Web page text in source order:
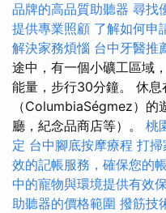
品牌的高品質助聽器 尋找
提供專業照顧 了解如何申
解決家務煩惱 台中牙醫推
途中，有一個小礦工區域
能量，步行30分鐘。 休
（ColumbiaSégmez）
廳，紀念品商店等）。 桃
定 台中腳底按摩療程 打掃
效的記帳服務，確保您的
中的寵物與環境提供有效
助聽器的價格範圍 撥筋技